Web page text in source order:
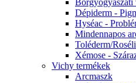
Bőrgyógyászati
Dépiderm -
Hyséac -
Mindennapos
Toléderm/
Xémose -
Vichy termékek
Arcmaszk